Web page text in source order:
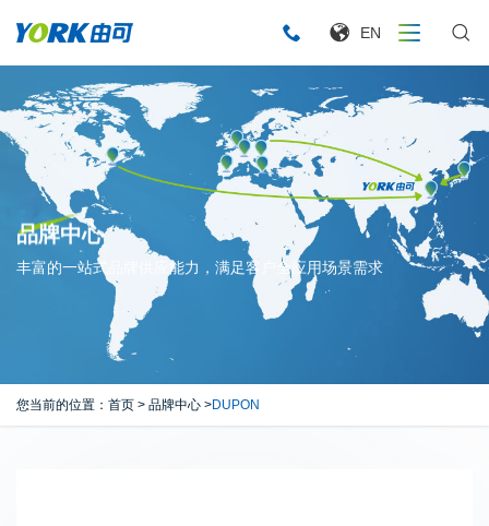
EN
品牌中心
丰富的一站式品牌供应能力，满足客户全应用场景需求
您当前的位置： 首页 > 品牌中心 >DUPON